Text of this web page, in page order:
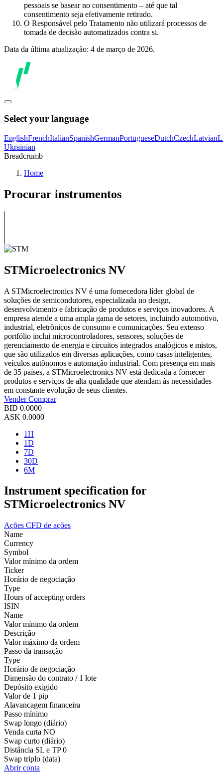
pessoais se basear no consentimento – até que tal
consentimento seja efetivamente retirado.
O Responsável pelo Tratamento não utilizará processos de
tomada de decisão automatizados contra si.
Data da última atualização: 4 de março de 2026.
Select your language
EnglishFrenchItalianSpanishGermanPortugueseDutchCzechLatvian
Ukrainian
Breadcrumb
Home
Procurar instrumentos
STMicroelectronics NV
A STMicroelectronics NV é uma fornecedora líder global de
soluções de semicondutores, especializada no design,
desenvolvimento e fabricação de produtos e serviços inovadores. A
empresa atende a uma ampla gama de setores, incluindo automotivo,
industrial, eletrônicos de consumo e comunicações. Seu extenso
portfólio inclui microcontroladores, sensores, soluções de
gerenciamento de energia e circuitos integrados analógicos e mistos,
que são utilizados em diversas aplicações, como casas inteligentes,
veículos autônomos e automação industrial. Com presença em mais
de 35 países, a STMicroelectronics NV está dedicada a fornecer
produtos e serviços de alta qualidade que atendam às necessidades
em constante evolução de seus clientes.
VenderComprar
BID 0.0000
ASK 0.0000
1H
1D
7D
30D
6M
Instrument specification for
STMicroelectronics NV
Ações CFD de ações
Name
Currency
Symbol
Valor mínimo da ordem
Ticker
Horário de negociação
Type
Hours of accepting orders
ISIN
Name
Valor mínimo da ordem
Descrição
Valor máximo da ordem
Passo da transação
Type
Horário de negociação
Dimensão do contrato / 1 lote
Depósito exigido
Valor de 1 pip
Alavancagem financeira
Passo mínimo
Swap longo (diário)
Venda curta NO
Swap curto (diário)
Distância SL e TP 0
Swap triplo (data)
Abrir conta